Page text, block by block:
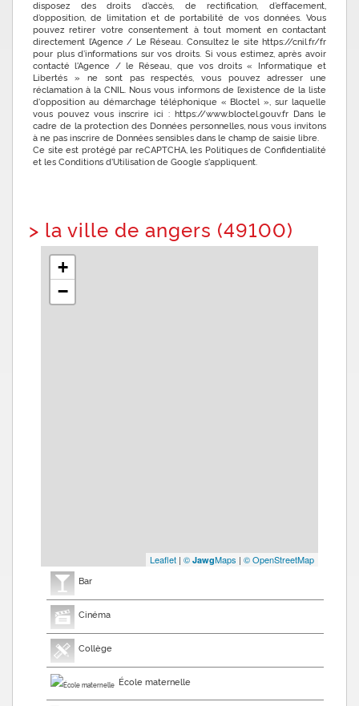
disposez des droits d’accès, de rectification, d’effacement,
d’opposition, de limitation et de portabilité de vos données. Vous
pouvez retirer votre consentement à tout moment en contactant
directement l’Agence / Le Réseau. Consultez le site https://cnil.fr/fr
pour plus d’informations sur vos droits. Si vous estimez, après avoir
contacté l'Agence / le Réseau, que vos droits « Informatique et
Libertés » ne sont pas respectés, vous pouvez adresser une
réclamation à la CNIL. Nous vous informons de l’existence de la liste
d'opposition au démarchage téléphonique « Bloctel », sur laquelle
vous pouvez vous inscrire ici : https://www.bloctel.gouv.fr Dans le
cadre de la protection des Données personnelles, nous vous invitons
à ne pas inscrire de Données sensibles dans le champ de saisie libre.
Ce site est protégé par reCAPTCHA, les Politiques de Confidentialité
et lesConditions d'Utilisationde Google s'appliquent.
> la ville de angers (49100)
+
−
Leaflet | © JawgMaps | © OpenStreetMap
Bar
Cinéma
Collège
École maternelle